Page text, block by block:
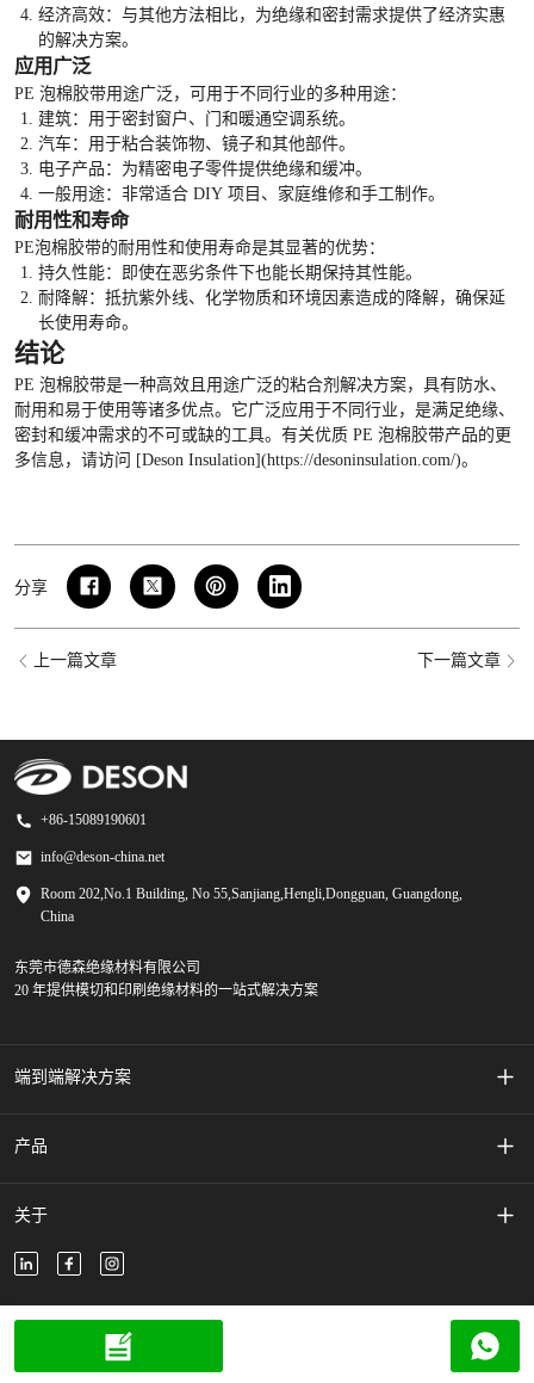
经济高效：与其他方法相比，为绝缘和密封需求提供了经济实惠
的解决方案。
应用广泛
PE 泡棉胶带用途广泛，可用于不同行业的多种用途：
建筑：用于密封窗户、门和暖通空调系统。
汽车：用于粘合装饰物、镜子和其他部件。
电子产品：为精密电子零件提供绝缘和缓冲。
一般用途：非常适合 DIY 项目、家庭维修和手工制作。
耐用性和寿命
PE泡棉胶带的耐用性和使用寿命是其显著的优势：
持久性能：即使在恶劣条件下也能长期保持其性能。
耐降解：抵抗紫外线、化学物质和环境因素造成的降解，确保延
长使用寿命。
结论
PE 泡棉胶带是一种高效且用途广泛的粘合剂解决方案，具有防水、
耐用和易于使用等诸多优点。它广泛应用于不同行业，是满足绝缘、
密封和缓冲需求的不可或缺的工具。有关优质 PE 泡棉胶带产品的更
多信息，请访问 [Deson Insulation](https://desoninsulation.com/)。
分享
上一篇文章 下一篇文章
+86-15089190601
info@deson-china.net
Room 202,No.1 Building, No 55,Sanjiang,Hengli,Dongguan, Guangdong,
China
东莞市德森绝缘材料有限公司
20 年提供模切和印刷绝缘材料的一站式解决方案
端到端解决方案
丝网印刷薄膜开关
新能源汽车
新能源储能
电子电器配件
产品
胶带
粘合泡沫
关于
关于我们
版权所有 © 2024 德盛保留所有权利。